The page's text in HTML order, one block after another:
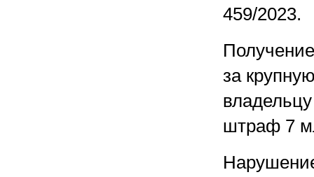
459/2023.
за
штраф 7